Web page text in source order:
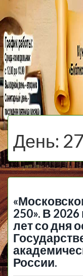
МБУ
День:
250». В
лет со дня
России.